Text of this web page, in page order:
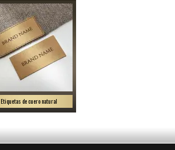
Etiquetas de cuero natural